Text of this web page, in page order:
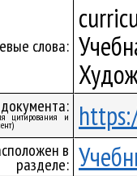
слова:
цитирования и
в
разделе: